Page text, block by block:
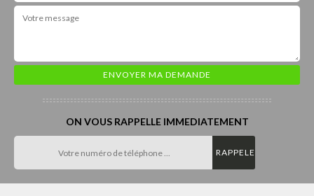
ON VOUS RAPPELLE IMMEDIATEMENT